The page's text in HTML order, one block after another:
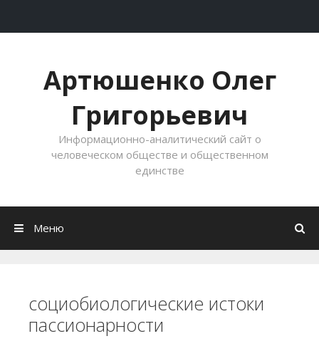
Артюшенко Олег
Григорьевич
Информационно-аналитический сайт о
человеческом обществе и общественном
единстве
Меню
социобиологические истоки
пассионарности